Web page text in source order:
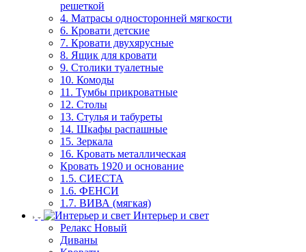
решеткой
4. Матрасы односторонней мягкости
6. Кровати детские
7. Кровати двухярусные
8. Ящик для кровати
9. Столики туалетные
10. Комоды
11. Тумбы прикроватные
12. Столы
13. Стулья и табуреты
14. Шкафы распашные
15. Зеркала
16. Кровать металлическая
Кровать 1920 и основание
1.5. СИЕСТА
1.6. ФЕНСИ
1.7. ВИВА (мягкая)
Интерьер и свет
Релакс Новый
Диваны